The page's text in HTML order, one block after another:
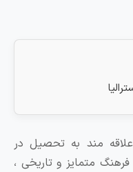
به تحصیل در
و تاریخی ،